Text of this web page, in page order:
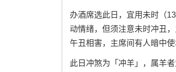
办酒席选此日，宜用未时（
动情绪，但须注意未时冲丑
午丑相害，主席间有人暗中使
此日冲煞为「冲羊」，属羊